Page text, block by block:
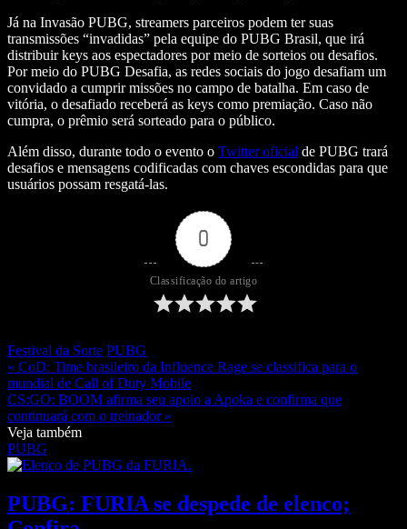
Já na Invasão PUBG, streamers parceiros podem ter suas
transmissões “invadidas” pela equipe do PUBG Brasil, que irá
distribuir keys aos espectadores por meio de sorteios ou desafios.
Por meio do PUBG Desafia, as redes sociais do jogo desafiam um
convidado a cumprir missões no campo de batalha. Em caso de
vitória, o desafiado receberá as keys como premiação. Caso não
cumpra, o prêmio será sorteado para o público.
Além disso, durante todo o evento o Twitter oficial de PUBG trará
desafios e mensagens codificadas com chaves escondidas para que
usuários possam resgatá-las.
0
Classificação do artigo
Festival da Sorte PUBG
« CoD: Time brasileiro da Influence Rage se classifica para o
mundial de Call of Duty Mobile
CS:GO: BOOM afirma seu apoio a Apoka e confirma que
continuará com o treinador »
Veja também
PUBG
PUBG: FURIA se despede de elenco;